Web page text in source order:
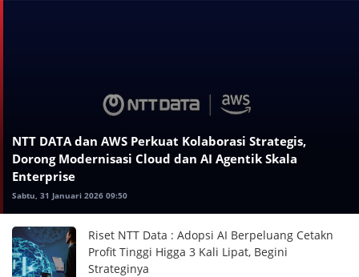
NTT DATA dan AWS Perkuat Kolaborasi Strategis,
Dorong Modernisasi Cloud dan AI Agentik Skala
Enterprise
Sabtu, 31 Januari 2026 09:50
Riset NTT Data : Adopsi AI Berpeluang Cetakn
Profit Tinggi Higga 3 Kali Lipat, Begini
Strateginya